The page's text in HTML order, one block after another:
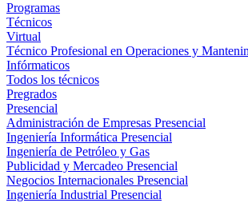
Programas
Técnicos
Virtual
Técnico Profesional en Operaciones y
Infórmaticos
Todos los técnicos
Pregrados
Presencial
Administración de Empresas Presencial
Ingeniería Informática Presencial
Ingeniería de Petróleo y Gas
Publicidad y Mercadeo Presencial
Negocios Internacionales Presencial
Ingeniería Industrial Presencial